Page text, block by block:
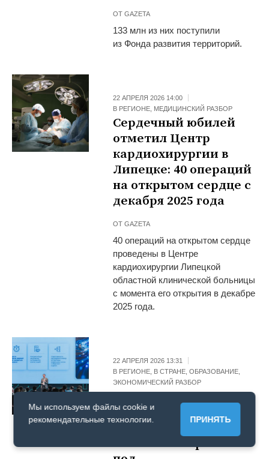
Мы используем файлы cookie и
рекомендательные технологии.
ПРИНЯТЬ
ОТGAZETA
133 млн из них поступили
из Фонда развития территорий.
22 АПРЕЛЯ 2026 14:00
В РЕГИОНЕ, МЕДИЦИНСКИЙ РАЗБОР
Сердечный юбилей
отметил Центр
кардиохирургии в
Липецке: 40 операций
на открытом сердце с
декабря 2025 года
ОТGAZETA
40 операций на открытом сердце
проведены в Центре
кардиохирургии Липецкой
областной клинической больницы
с момента его открытия в декабре
2025 года.
22 АПРЕЛЯ 2026 13:31
В РЕГИОНЕ, В СТРАНЕ,ОБРАЗОВАНИЕ,
ЭКОНОМИЧЕСКИЙ РАЗБОР
Липецк первым в
стране открыл
написанию промптов